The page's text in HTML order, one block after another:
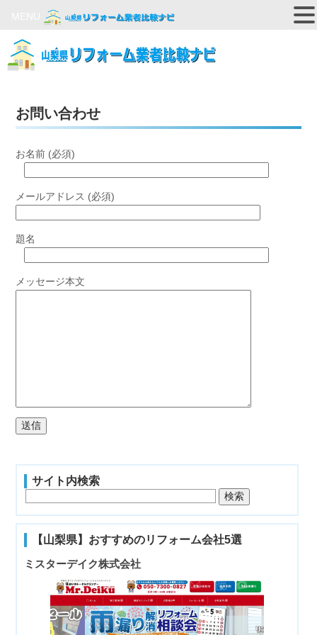
お問い合わせ
お名前 (必須)
メールアドレス (必須)
題名
メッセージ本文
サイト内検索
【山梨県】おすすめのリフォーム会社5選
ミスターデイク株式会社